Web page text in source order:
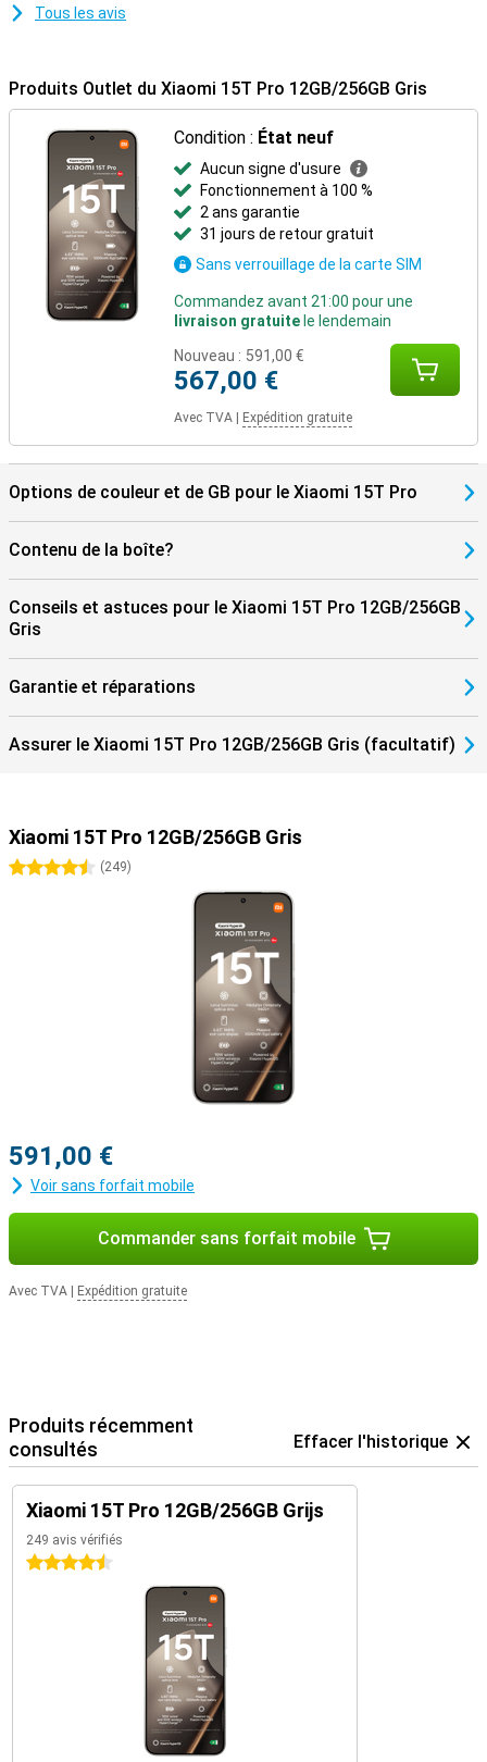
Tous les avis
Produits Outlet du Xiaomi 15T Pro 12GB/256GB Gris
Condition : État neuf
Aucun signe d'usure
Fonctionnement à 100 %
2 ans garantie
31 jours de retour gratuit
Sans verrouillage de la carte SIM
Commandez avant 21:00 pour une
livraison gratuite le lendemain
Nouveau : 591,00 €
567,00 €
Avec TVA Expédition gratuite
Options de couleur et de GB pour le Xiaomi 15T Pro
Contenu de la boîte?
Conseils et astuces pour le Xiaomi 15T Pro 12GB/256GB
Gris
Garantie et réparations
Assurer le Xiaomi 15T Pro 12GB/256GB Gris (facultatif)
Xiaomi 15T Pro 12GB/256GB Gris
4.5 étoiles
(249)
591,00 €
Voir sans forfait mobile
Commander sans forfait mobile
Avec TVA Expédition gratuite
Produits récemment
consultés
Effacer l'historique
Xiaomi 15T Pro 12GB/256GB Grijs
249 avis vérifiés
4.5 étoiles